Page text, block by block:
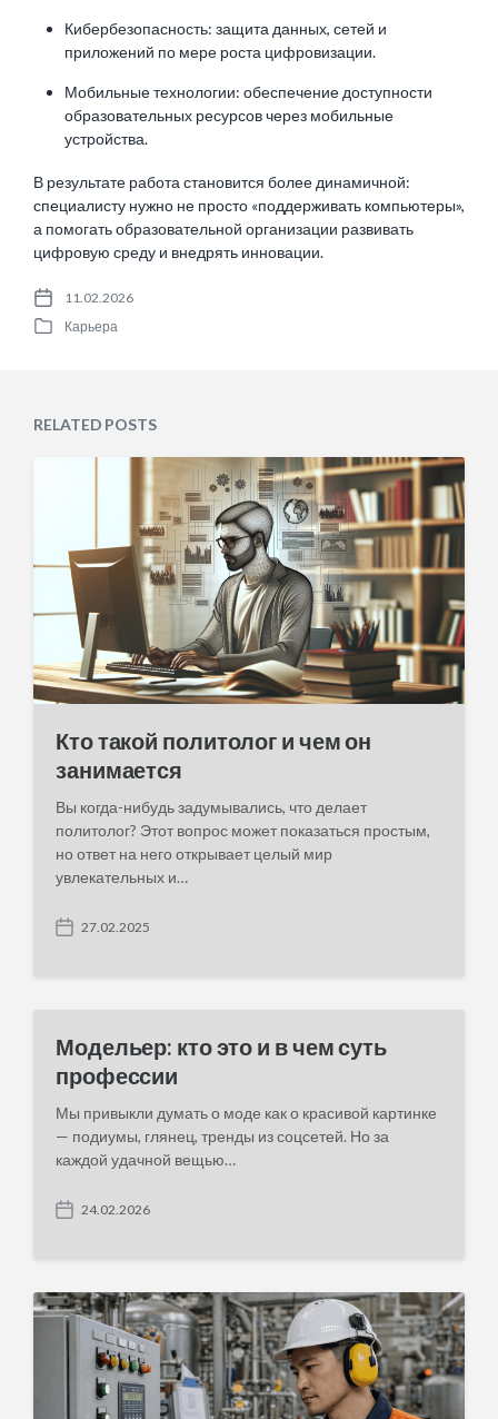
Кибербезопасность: защита данных, сетей и
приложений по мере роста цифровизации.
Мобильные технологии: обеспечение доступности
образовательных ресурсов через мобильные
устройства.
В результате работа становится более динамичной:
специалисту нужно не просто «поддерживать компьютеры»,
а помогать образовательной организации развивать
цифровую среду и внедрять инновации.
P
t
11.02.2026
P
d
Карьера
RELATED POSTS
Кто такой политолог и чем он
занимается
Вы когда-нибудь задумывались, что делает
политолог? Этот вопрос может показаться простым,
но ответ на него открывает целый мир
увлекательных и…
P
a
t
e
27.02.2025
Модельер: кто это и в чем суть
профессии
Мы привыкли думать о моде как о красивой картинке
— подиумы, глянец, тренды из соцсетей. Но за
каждой удачной вещью…
P
d
a
24.02.2026